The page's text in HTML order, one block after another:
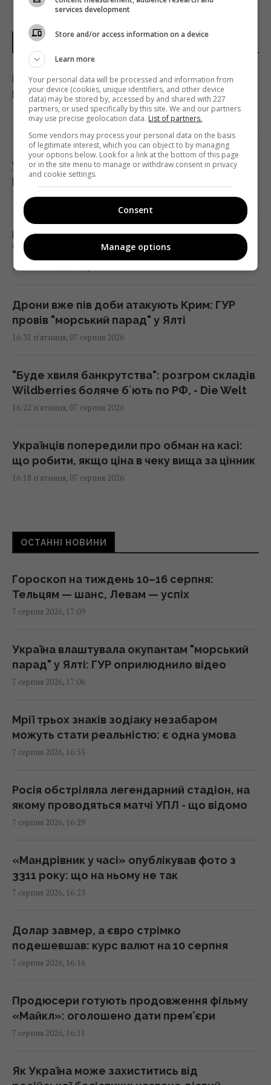
НОВИНИ УКРАЇНИ І СВІТУ
Гороскоп на 8 серпня: Левам – відпочинок,
Козерогам – зустріч з рідними
17:00 п'ятниця, 07 серпня 2026
Як модернізація С-300 перетворює їх на
український аналог Patriot: аналітики
розповіли
16:49 п'ятниця, 07 серпня 2026
Росія вдарила по футбольному стадіону
"Чорноморець" в Одесі
16:37 п'ятниця, 07 серпня 2026
Дрони вже пів доби атакують Крим: ГУР
провів "морський парад" у Ялті
16:31 п'ятниця, 07 серпня 2026
"Буде хвиля банкрутства": розгром складів
Wildberries боляче бʼють по РФ, - Die Welt
16:22 п'ятниця, 07 серпня 2026
Українців попередили про обман на касі:
що робити, якщо ціна в чеку вища за цінник
16:18 п'ятниця, 07 серпня 2026
як собаки: ось що виявила наука
16:17 п'ятниця, 07 серпня 2026
У кримінальній справі ринку "Столичний"
матеріалами стали дописи про підтримку
ЗСУ, - ЗМІ
У червні – 30 бомб, у липні – понад 50: в ОВА
заявили про посилення авіаударів по Сумах
Без перегляду прайс-кепів Україні буде
складніше імпортувати електроенергію
16:04 п'ятниця, 07 серпня 2026
Нацбанк посилив гривню до євро:
15:56 п'ятниця, 07 серпня 2026
Кіборга Оловаренка шостий рік судять
Аронець
15:51 п'ятниця, 07 серпня 2026
їх можна відновити, – дослідження
15:49 п'ятниця, 07 серпня 2026
експерти розкрили неочевидний нюанс
ОСТАННІ НОВИНИ
Гороскоп на тиждень 10–16 серпня:
Тельцям — шанс, Левам — успіх
7 серпня 2026, 17:09
Україна влаштувала окупантам "морський
парад" у Ялті: ГУР оприлюднило відео
7 серпня 2026, 17:06
Мрії трьох знаків зодіаку незабаром
можуть стати реальністю: є одна умова
7 серпня 2026, 16:55
Росія обстріляла легендарний стадіон, на
якому проводяться матчі УПЛ - що відомо
7 серпня 2026, 16:29
«Мандрівник у часі» опублікував фото з
3311 року: що на ньому не так
7 серпня 2026, 16:23
Долар завмер, а євро стрімко
подешевшав: курс валют на 10 серпня
7 серпня 2026, 16:16
Продюсери готують продовження фільму
«Майкл»: оголошено дати прем’єри
7 серпня 2026, 16:11
Як Україна може захиститись від
services development
Store and/or access information on a device
Learn more
Your personal data will be processed and information from
your device (cookies, unique identifiers, and other device
data) may be stored by, accessed by and shared with 227
partners, or used specifically by this site. We and our partners
may use precise geolocation data. List of partners.
Some vendors may process your personal data on the basis
of legitimate interest, which you can object to by managing
your options below. Look for a link at the bottom of this page
or in the site menu to manage or withdraw consent in privacy
and cookie settings.
Consent
Manage options